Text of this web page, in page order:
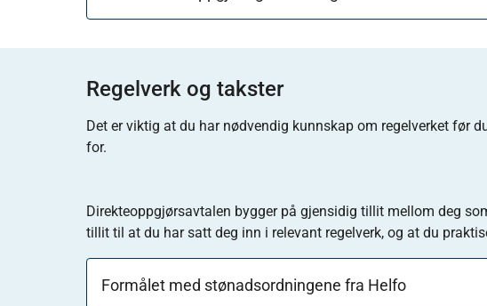
Regelverk og takster
Det er viktig at du har nødvendig kunnskap om regelverket før
for.
Direkteoppgjørsavtalen bygger på gjensidig tillit mellom deg
tillit til at du har satt deg inn i relevant regelverk, og at du
Formålet med stønadsordningene fra Helfo